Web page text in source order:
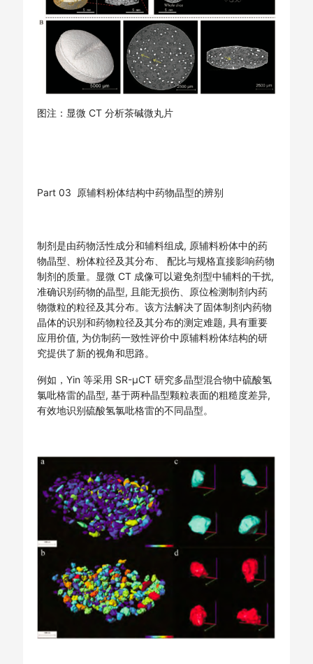
图注：显微 CT 分析茶碱微丸片
Part 03 原辅料粉体结构中药物晶型的辨别
制剂是由药物活性成分和辅料组成, 原辅料粉体中的药
物晶型、粉体粒径及其分布、 配比与规格直接影响药物
制剂的质量。显微 CT 成像可以避免剂型中辅料的干扰,
准确识别药物的晶型, 且能无损伤、原位检测制剂内药
物微粒的粒径及其分布。该方法解决了固体制剂内药物
晶体的识别和药物粒径及其分布的测定难题, 具有重要
应用价值, 为仿制药一致性评价中原辅料粉体结构的研
究提供了新的视角和思路。
例如，Yin 等采用 SR-μCT 研究多晶型混合物中硫酸氢
氯吡格雷的晶型, 基于两种晶型颗粒表面的粗糙度差异,
有效地识别硫酸氢氯吡格雷的不同晶型。